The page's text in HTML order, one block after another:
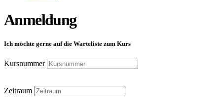
Anmeldung
Ich möchte gerne auf die Warteliste zum Kurs
Kursnummer
Zeitraum